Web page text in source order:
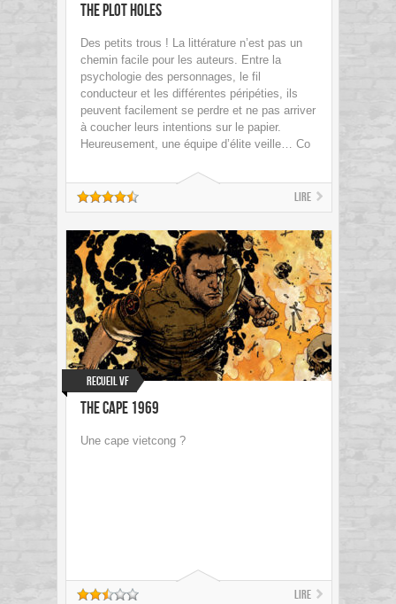
The Plot Holes
Des petits trous ! La littérature n’est pas un
chemin facile pour les auteurs. Entre la
psychologie des personnages, le fil
conducteur et les différentes péripéties, ils
peuvent facilement se perdre et ne pas arriver
à coucher leurs intentions sur le papier.
Heureusement, une équipe d’élite veille… Co
Lire
Recueil VF
The Cape 1969
Une cape vietcong ?
Lire